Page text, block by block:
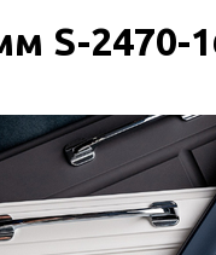
S-2470-